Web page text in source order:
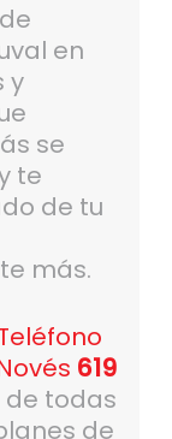
en
y
se
te
de tu
más.
619
todas
de